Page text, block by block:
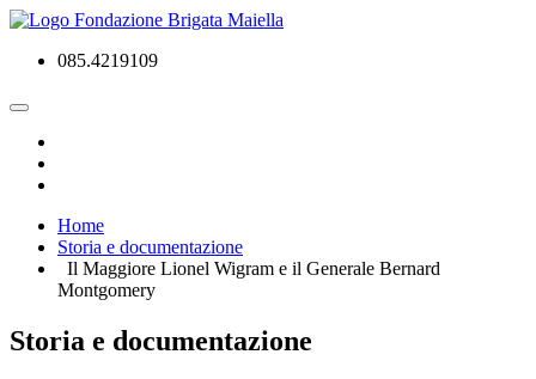
085.4219109
Home
Storia e documentazione
Il Maggiore Lionel Wigram e il Generale Bernard
Montgomery
Storia e documentazione